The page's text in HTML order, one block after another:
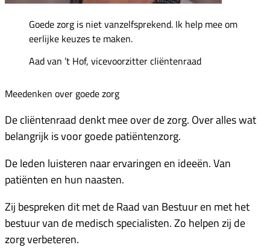
Goede zorg is niet vanzelfsprekend. Ik help mee om
eerlijke keuzes te maken.
Aad van ’t Hof, vicevoorzitter cliëntenraad
Meedenken over goede zorg
De cliëntenraad denkt mee over de zorg. Over alles wat
belangrijk is voor goede patiëntenzorg.
De leden luisteren naar ervaringen en ideeën. Van
patiënten en hun naasten.
Zij bespreken dit met de Raad van Bestuur en met het
bestuur van de medisch specialisten. Zo helpen zij de
zorg verbeteren.